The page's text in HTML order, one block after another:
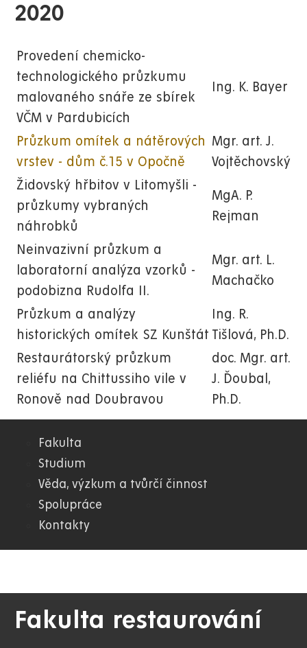
2020
Provedení chemicko-
technologického průzkumu
malovaného snáře ze sbírek
VČM v Pardubicích
Ing. K. Bayer
Průzkum omítek a nátěrových
vrstev - dům č.15 v Opočně
Mgr. art. J.
Vojtěchovský
Židovský hřbitov v Litomyšli -
průzkumy vybraných
náhrobků
MgA. P.
Rejman
Neinvazivní průzkum a
laboratorní analýza vzorků -
podobizna Rudolfa II.
Mgr. art. L.
Machačko
Průzkum a analýzy
historických omítek SZ Kunštát
Ing. R.
Tišlová, Ph.D.
Restaurátorský průzkum
reliéfu na Chittussiho vile v
Ronově nad Doubravou
doc. Mgr. art.
J. Ďoubal,
Ph.D.
07.
FR
Fakulta
Studium
Věda, výzkum a tvůrčí činnost
Spolupráce
Kontakty
Fakulta restaurování